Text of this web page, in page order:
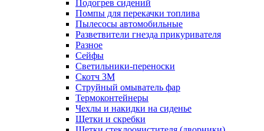
Подогрев сидений
Помпы для перекачки топлива
Пылесосы автомобильные
Разветвители гнезда прикуривателя
Разное
Сейфы
Светильники-переноски
Скотч 3М
Струйный омыватель фар
Термоконтейнеры
Чехлы и накидки на сиденье
Щетки и скребки